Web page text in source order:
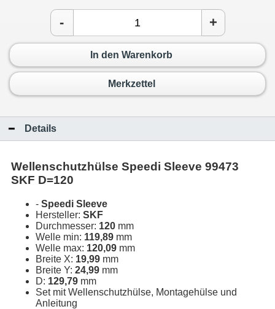
- +
In den Warenkorb
Merkzettel
Details
Wellenschutzhülse Speedi Sleeve 99473
SKF D=120
- Speedi Sleeve
Hersteller: SKF
Durchmesser: 120 mm
Welle min: 119,89 mm
Welle max: 120,09 mm
Breite X: 19,99 mm
Breite Y: 24,99 mm
D: 129,79 mm
Set mit Wellenschutzhülse, Montagehülse und
Anleitung